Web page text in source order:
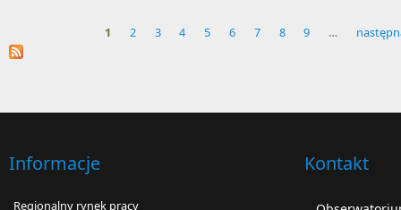
Strony
1 2 3 4 5 6 7 8 9 …
Informacje
Regionalny rynek pracy
Kontakt